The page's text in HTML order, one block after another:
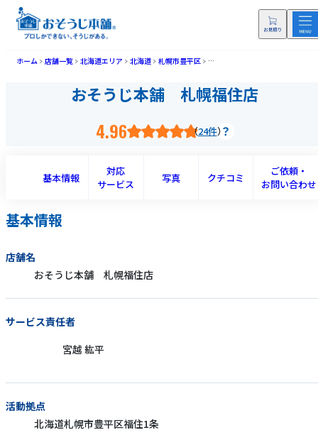
ホーム 店舗一覧 北海道エリア 北海道 札幌市豊平区 おそうじ本舗 札幌福住店(サッ
おそうじ本舗 札幌福住店
4.96 24件
基本情報
対応
サービス
写真 クチコミ
ご依頼・
お問い合わせ
基本情報
店舗名
おそうじ本舗 札幌福住店
サービス責任者
宮越 紘平
活動拠点
北海道札幌市豊平区福住1条